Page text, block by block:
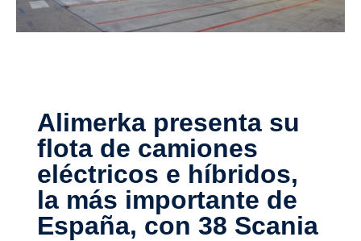
Alimerka presenta su
flota de camiones
eléctricos e híbridos,
la más impor­tante de
España, con 38 Scania